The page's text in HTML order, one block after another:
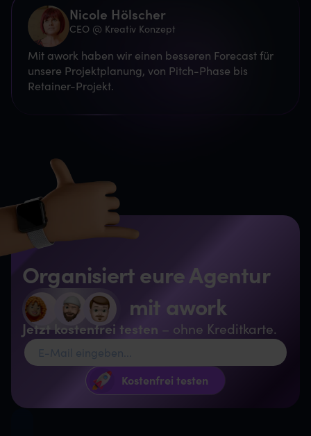
Nicole Hölscher
CEO @ Kreativ Konzept
Mit awork haben wir einen besseren Forecast für
unsere Projektplanung, von Pitch-Phase bis
Retainer-Projekt.
Organisiert eure Agentur
mit awork
Jetzt kostenfrei testen – ohne Kreditkarte.